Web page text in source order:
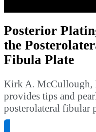
Posterior
the
Fibula Plate
Kirk A. McCullough,
provides tips and
posterolateral fibular